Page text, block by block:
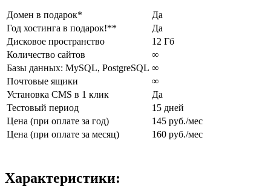
Домен в подарок*
Да
Год хостинга в подарок!**
Да
Дисковое пространство
12 Гб
Количество сайтов
∞
Базы данных: MySQL, PostgreSQL ∞
Почтовые ящики
∞
Установка CMS в 1 клик
Да
Тестовый период
15 дней
Цена (при оплате за год)
145 руб./мес
Цена (при оплате за месяц)
160 руб./мес
Характеристики: